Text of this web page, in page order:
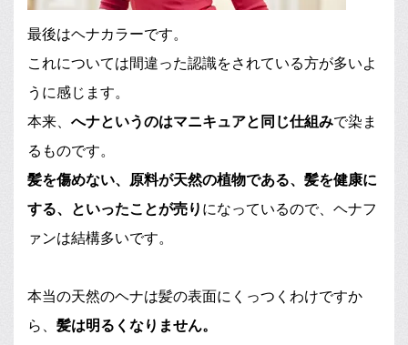
最後はヘナカラーです。
これについては間違った認識をされている方が多いよ
うに感じます。
本来、 へナというのはマニキュアと同じ仕組みで染ま
るものです。
髪を傷めない、原料が天然の植物である、髪を健康に
する、といったことが売り になっているので、ヘナフ
ァンは結構多いです。
本当の天然のヘナは髪の表面にくっつくわけですか
ら、 髪は明るくなりません。